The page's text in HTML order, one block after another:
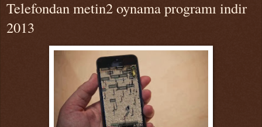
Telefondan metin2 oynama programı indir
2013